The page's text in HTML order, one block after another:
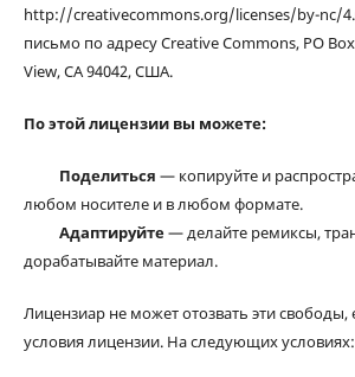
http://creativecommons.org/licenses/by-nc/
письмо по адресу Creative Commons, PO
View, CA 94042, США.
По этой лицензии вы можете:
Поделиться — копируйте и
любом носителе и в любом формате.
Адаптируйте— делайте ремиксы,
дорабатывайте материал.
Лицензиар не может отозвать эти
условия лицензии. На следующих условиях: